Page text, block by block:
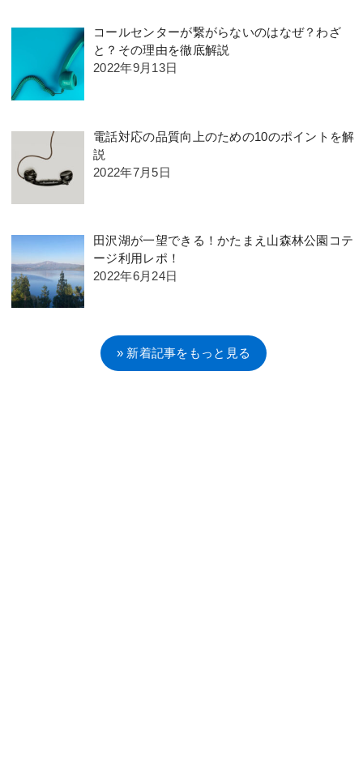
コールセンターが繋がらないのはなぜ？わざ
と？その理由を徹底解説
2022年9月13日
電話対応の品質向上のための10のポイントを解
説
2022年7月5日
田沢湖が一望できる！かたまえ山森林公園コテ
ージ利用レポ！
2022年6月24日
» 新着記事をもっと見る